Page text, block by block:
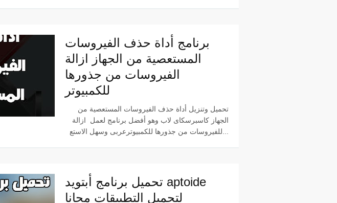
برنامج أداة حذف الفيروسات
المستعصية من الجهاز ازالة
الفيروسات من جذورها
للكمبيوتر
تحميل وتنزيل أداة حذف الفيروسات المستعصية من
الجهاز كاسبرسكاى لاب وهو أفضل برنامج لعمل ازالة
تحميل برنامج أبتويد aptoide
لتحميل التطبيقات مجانا